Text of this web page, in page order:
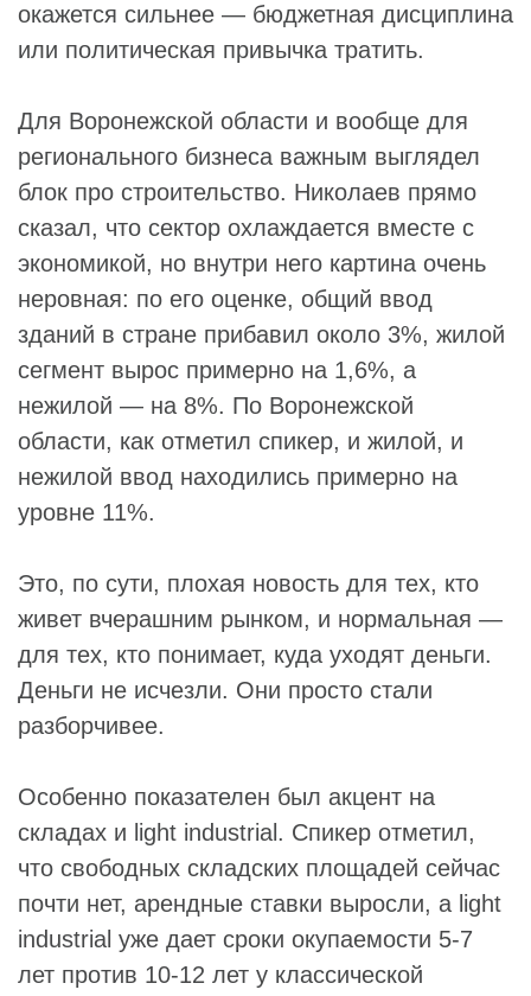
окажется сильнее — бюджетная дисциплина
или политическая привычка тратить.
Для Воронежской области и вообще для
регионального бизнеса важным выглядел
блок про строительство. Николаев прямо
сказал, что сектор охлаждается вместе с
экономикой, но внутри него картина очень
неровная: по его оценке, общий ввод
зданий в стране прибавил около 3%, жилой
сегмент вырос примерно на 1,6%, а
нежилой — на 8%. По Воронежской
области, как отметил спикер, и жилой, и
нежилой ввод находились примерно на
уровне 11%.
Это, по сути, плохая новость для тех, кто
живет вчерашним рынком, и нормальная —
для тех, кто понимает, куда уходят деньги.
Деньги не исчезли. Они просто стали
разборчивее.
Особенно показателен был акцент на
складах и light industrial. Спикер отметил,
что свободных складских площадей сейчас
почти нет, арендные ставки выросли, а light
industrial уже дает сроки окупаемости 5-7
лет против 10-12 лет у классической